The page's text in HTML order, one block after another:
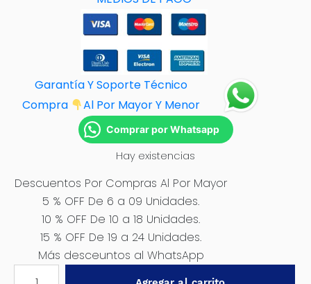
Garantía Y Soporte Técnico
Compra
Al Por Mayor Y Menor
Comprar por Whatsapp
Hay existencias
Descuentos Por Compras Al Por Mayor
5 % OFF De 6 a 09 Unidades.
10 % OFF De 10 a 18 Unidades.
15 % OFF De 19 a 24 Unidades.
Más desceuntos al WhatsApp